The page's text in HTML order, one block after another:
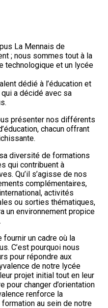
La Mennais de
; nous sommes tout à la
technologique et un lycée
dédié à l’éducation et
a décidé avec sa
présenter nos différents
chacun offrant
diversité de formations
qui contribuent à
Qu’il s’agisse de nos
complémentaires,
activités
ou sorties thématiques,
un environnement propice
un cadre où la
C’est pourquoi nous
pour répondre aux
de notre lycée
projet initial tout en leur
changer d’orientation
renforce la
au sein de notre